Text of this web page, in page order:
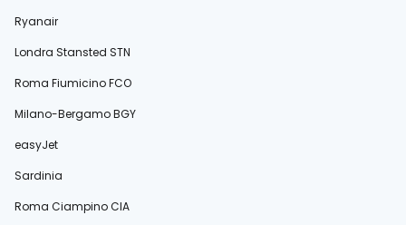
Ryanair
Londra Stansted STN
Roma Fiumicino FCO
Milano-Bergamo BGY
easyJet
Sardinia
Roma Ciampino CIA